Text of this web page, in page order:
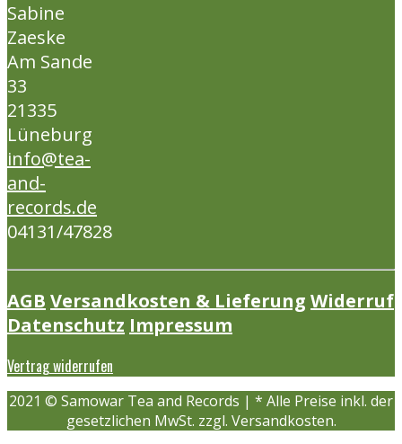
Sabine
Zaeske
Am Sande
33
21335
Lüneburg
info@tea-
and-
records.de
04131/47828
AGB Versandkosten & Lieferung Widerruf
Datenschutz Impressum
Vertrag widerrufen
2021 © Samowar Tea and Records | * Alle Preise inkl. der
gesetzlichen MwSt. zzgl. Versandkosten.